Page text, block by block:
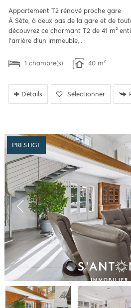
Appartement T2 rénové proche gare
À Sète, à deux pas de la gare et de
découvrez ce charmant T2 de 41 m²
l’arrière d’un immeuble,...
1 chambre(s) 40 m²
Détails Sélectionner
PRESTIGE